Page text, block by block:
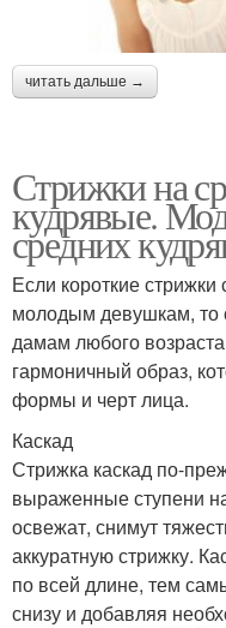
читать дальше →
Стрижки на
кудрявые.
средних
Если короткие
молодым девушкам, то
дамам любого
гармоничный образ,
формы и черт лица.
Каскад
Стрижка каскад по-
выраженные ступени
освежат, снимут
аккуратную стрижку.
по всей длине, тем
снизу и добавляя